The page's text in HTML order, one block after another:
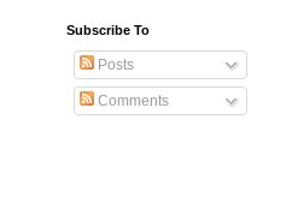
Subscribe To
Posts
Comments